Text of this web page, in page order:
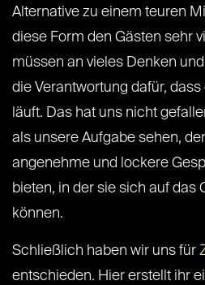
Alternative zu einem teuren
diese Form den Gästen sehr
müssen an vieles Denken
die Verantwortung dafür,
läuft. Das hat uns nicht
als unsere Aufgabe sehen,
angenehme und lockere
bieten, in der sie sich auf das
können.
Schließlich haben wir uns für
entschieden. Hier erstellt ihr